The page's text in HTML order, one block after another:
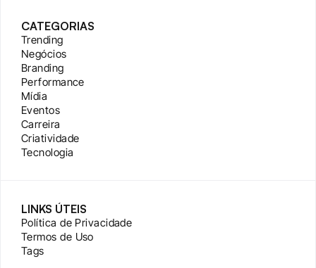
CATEGORIAS
Trending
Negócios
Branding
Performance
Mídia
Eventos
Carreira
Criatividade
Tecnologia
LINKS ÚTEIS
Política de Privacidade
Termos de Uso
Tags